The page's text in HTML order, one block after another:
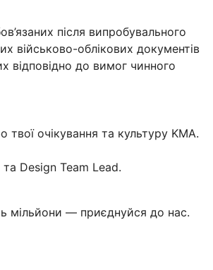
після випробувального
військово-облікових документів
відповідно до вимог чинного
очікування та культуру KMA.
та Design Team Lead.
мільйони — приєднуйся до нас.